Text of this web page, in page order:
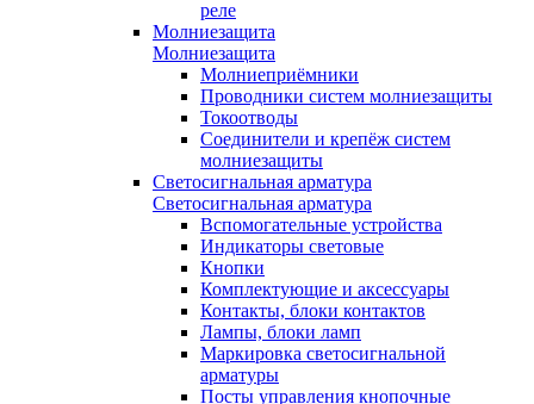
реле
Молниезащита
Молниезащита
Молниеприёмники
Проводники систем молниезащиты
Токоотводы
Соединители и крепёж систем
молниезащиты
Светосигнальная арматура
Светосигнальная арматура
Вспомогательные устройства
Индикаторы световые
Кнопки
Комплектующие и аксессуары
Контакты, блоки контактов
Лампы, блоки ламп
Маркировка светосигнальной
арматуры
Посты управления кнопочные